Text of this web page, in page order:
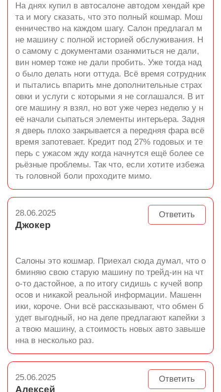
На днях купил в автосалоне автодом хендай кре
та и могу сказать, что это полный кошмар. Мош
енничество на каждом шагу. Салон предлагал м
не машину с полной историей обслуживания. Н
о самому с документами озанкмиться не дали,
вин номер тоже не дали пробить. Уже тогда над
о было делать ноги оттуда. Всё время сотрудник
и пытались впарить мне дополнительные страх
овки и услуги с которыми я не соглашался. В ит
оге машину я взял, но вот уже через неделю у н
её начали сыпаться элементы интерьера. Задня
я дверь плохо закрывается а передняя фара всё
время запотевает. Кредит под 27% годовых и те
перь с ужасом жду когда начнутся ещё более се
рьёзные проблемы. Так что, если хотите избежа
ть головной боли проходите мимо.
Ответить
28.06.2025
Джокер
Салоны это кошмар. Приехал сюда думал, что о
бминяю свою старую машину по трейд-ин на чт
о-то дастойное, а по итогу сидишь с кучей вопр
осов и никакой реальной информации. Машенн
ики, короче. Они всё рассказывают, что обмен б
удет выгодный, но на деле предлагают капейки з
а твою машину, а стоимость новых авто завыше
нна в несколько раз.
Ответить
25.06.2025
Алексей